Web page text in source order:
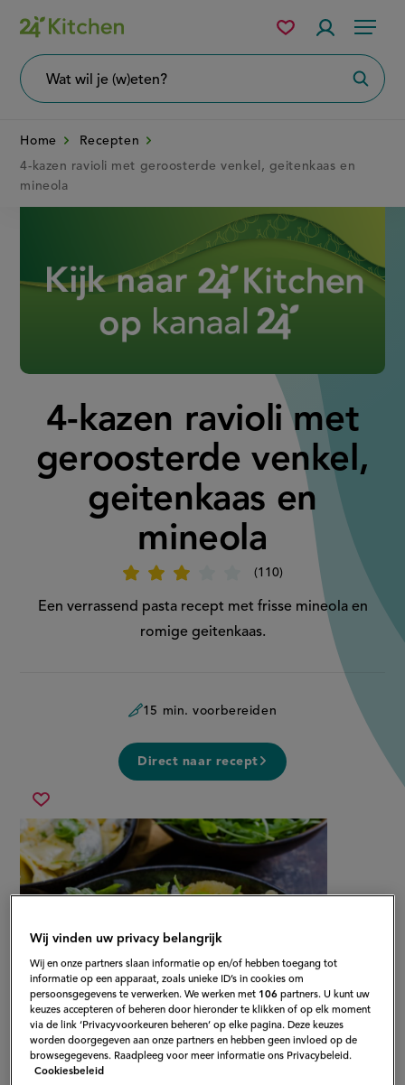
Overslaan
en
naar
gaan
Menu
wil
Mijn
bewaarde
Home
Recepten
4-kazen ravioli met geroosterde venkel, geitenkaas en
mineola
4-kazen ravioli met
geroosterde venkel,
geitenkaas en
mineola
110
'4-
kazen
ravioli
met
Een verrassend pasta recept met frisse mineola en
romige geitenkaas.
15 min. voorbereiden
Direct naar recept
Sla
recept
op
4-
kazen
ravioli
met
geroosterde
venkel,
mineola
Wij vinden uw privacy belangrijk
Wij en onze partners slaan informatie op en/of hebben toegang tot
informatie op een apparaat, zoals unieke ID’s in cookies om
persoonsgegevens te verwerken. We werken met 106 partners. U kunt uw
keuzes accepteren of beheren door hieronder te klikken of op elk moment
via de link ‘Privacyvoorkeuren beheren’ op elke pagina. Deze keuzes
worden doorgegeven aan onze partners en hebben geen invloed op de
browsegegevens. Raadpleeg voor meer informatie ons Privacybeleid.
Cookiesbeleid